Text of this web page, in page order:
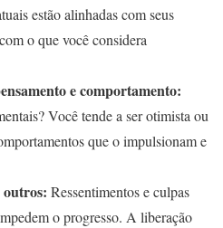
estão alinhadas com seus
o que você considera
e comportamento:
Você tende a ser otimista ou
que o impulsionam e
outros: Ressentimentos e culpas
o progresso. A liberação